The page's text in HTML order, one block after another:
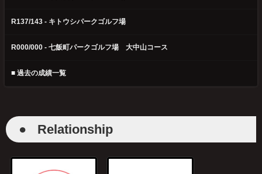
R137/143 - キトウシパークゴルフ場
R000/000 - 七飯町パークゴルフ場 大中山コース
■ 過去の成績一覧
● Relationship